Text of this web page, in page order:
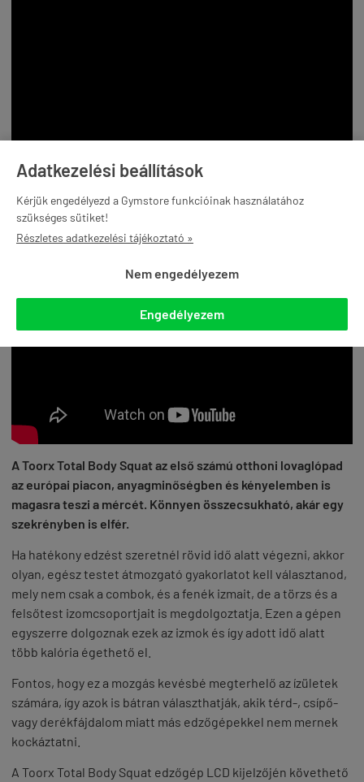
Adatkezelési beállítások
Kérjük engedélyezd a Gymstore funkcióinak használatához
szükséges sütiket!
Részletes adatkezelési tájékoztató »
Nem engedélyezem
Engedélyezem
A Toorx Total Body Squat az első számú otthoni lovaglópad
az európai piacon, anyagminőségben és kényelemben is
magasra teszi a mércét. Könnyen összecsukható, akár egy
szekrényben is elfér.
Ha hatékony edzést szeretnél rövid idő alatt végezni, akkor
olyan, egész testet átmozgató gyakorlatot kell választanod,
mely nem csak a combok, és a fenék izmait, de a törzs és a
felsőtest izomcsoportjait is megdolgoztatja. Ezen a gépen
egyszerre dolgoznak ezek az izmok és így adott idő alatt
több kalória égethető el.
Fontos, hogy ez a mozgás kevésbé megterhelő az ízületek
számára, így azok is bátran választhatják, akik térd-, csípő-
vagy derékfájdalom miatt más edzőgépekkel nem mernek
kockáztatni.
A Toorx Total Body Squat edzőgép LCD kijelzőjén követhető